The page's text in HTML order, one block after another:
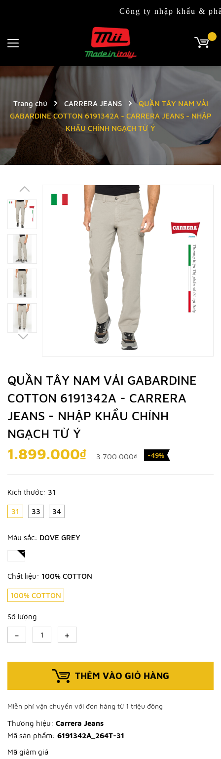
Công ty nhập khẩu & phân phối
Trang chủ CARRERA JEANS
QUẦN TÂY NAM VẢI
GABARDINE COTTON 6191342A - CARRERA JEANS - NHẬP
KHẨU CHÍNH NGẠCH TỪ Ý
QUẦN TÂY NAM VẢI GABARDINE
COTTON 6191342A - CARRERA
JEANS - NHẬP KHẨU CHÍNH
NGẠCH TỪ Ý
1.899.000₫ 3.700.000₫ -49%
Kích thước: 31
31 33 34
Màu sắc: DOVE GREY
Chất liệu: 100% COTTON
100% COTTON
Số lượng
- +
THÊM VÀO GIỎ HÀNG
Miễn phí vận chuyển với đơn hàng từ 1 triệu đồng
Thương hiệu: Carrera Jeans
Mã sản phẩm: 6191342A_264T-31
Mã giảm giá